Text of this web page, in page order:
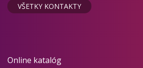
VŠETKY KONTAKTY
Online katalóg